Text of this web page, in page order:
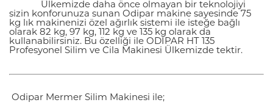
Ülkemizde daha önce olmayan bir teknolojiyi
sizin konforunuza sunan Odipar makine sayesinde 75
kg lık makinenizi özel ağırlık sistemi ile isteğe bağlı
olarak 82 kg, 97 kg, 112 kg ve 135 kg olarak da
kullanabilirsiniz. Bu özelliği ile ODİPAR HT 135
Profesyonel Silim ve Cila Makinesi Ülkemizde tektir.
Odipar Mermer Silim Makinesi ile;